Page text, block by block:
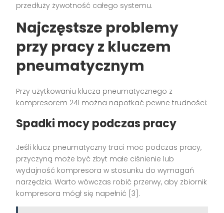
przedłuży żywotność całego systemu.
Najczęstsze problemy
przy pracy z kluczem
pneumatycznym
Przy użytkowaniu klucza pneumatycznego z
kompresorem 24l można napotkać pewne trudności:
Spadki mocy podczas pracy
Jeśli klucz pneumatyczny traci moc podczas pracy,
przyczyną może być zbyt małe ciśnienie lub
wydajność kompresora w stosunku do wymagań
narzędzia. Warto wówczas robić przerwy, aby zbiornik
kompresora mógł się napełnić [3].